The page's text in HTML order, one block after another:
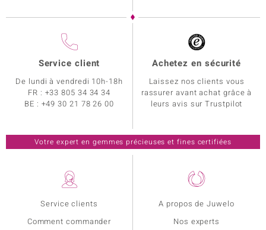
Service clients
Comment commander
A propos de Juwelo
Nos experts
Service client
De lundi à vendredi 10h-18h
FR : +33 805 34 34 34
BE : +49 30 21 78 26 00
Achetez en sécurité
Laissez nos clients vous
rassurer avant achat grâce à
leurs avis sur Trustpilot
Votre expert en gemmes précieuses et fines certifiées